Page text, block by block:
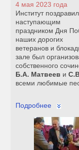
4 мая 2023 года
Институт
наступающим
праздником Дня
наших дорогих
ветеранов и
зале был
собственного
Б.А. Матвеев и
всеми любимые
Подробнее